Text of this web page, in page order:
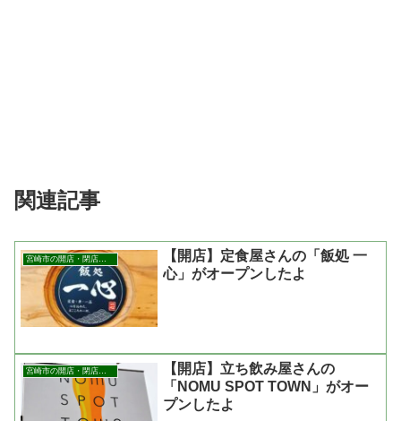
関連記事
【開店】定食屋さんの「飯処 一
心」がオープンしたよ
【開店】立ち飲み屋さんの
「NOMU SPOT TOWN」がオー
プンしたよ